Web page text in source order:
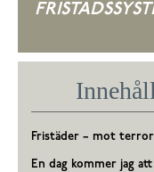
Innehåll
Fristäder – mot terror
En dag kommer jag att